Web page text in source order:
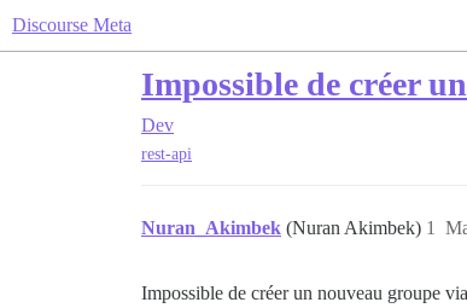
Discourse Meta
Impossible de créer
Dev
rest-api
Nuran_Akimbek (Nuran Akimbek) 1
Impossible de créer un nouveau groupe